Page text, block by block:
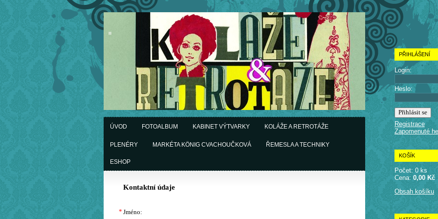
ÚVOD FOTOALBUM KABINET VÝTVARKY KOLÁŽE A RETROTÁŽE
PLENÉRY MARKÉTA KÖNIG CVACHOUČKOVÁ ŘEMESLA A TECHNIKY
ESHOP
Kontaktní údaje
Jméno:
*
PŘIHLÁŠENÍ
Login:
Heslo:
Registrace
Zapomenuté
KOŠÍK
Počet: 0 ks
Cena:0,00 Kč
Obsah košíku